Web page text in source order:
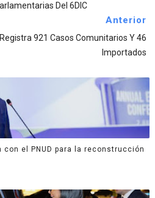
Del 6DIC
Anterior
921 Casos Comunitarios Y 46
Importados
el PNUD para la reconstrucción